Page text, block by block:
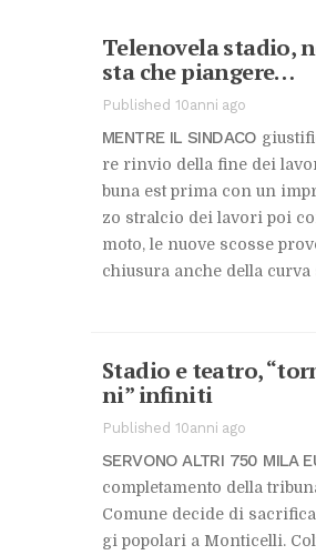
Te­le­no­ve­la sta­dio,
sta che pian­ge­re…
Published 10anni ago
MEN­TRE IL SIN­DA­CO
re rin­vio del­la fine dei
bu­na est pri­ma con un
zo stral­cio dei la­vo­ri poi
mo­to, le nuo­ve scos­se
chiu­su­ra an­che del­la cur­va
Sta­dio e tea­tro,
ni” in­fi­ni­ti
Published 10anni ago
SER­VO­NO AL­TRI 750 MILA
com­ple­ta­men­to del­la
Co­mu­ne de­ci­de di
gi po­po­la­ri a Mon­ti­cel­li.